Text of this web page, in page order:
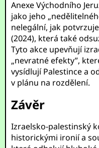
Anexe Východního
jako jeho
nelegální, jak potvrzuje
(2024), která také
Tyto akce upevňují
„nevratné efekty”,
vysídlují Palestince a
v plánu na rozdělení.
Závěr
Izraelsko-palestinský
historickými ironií a